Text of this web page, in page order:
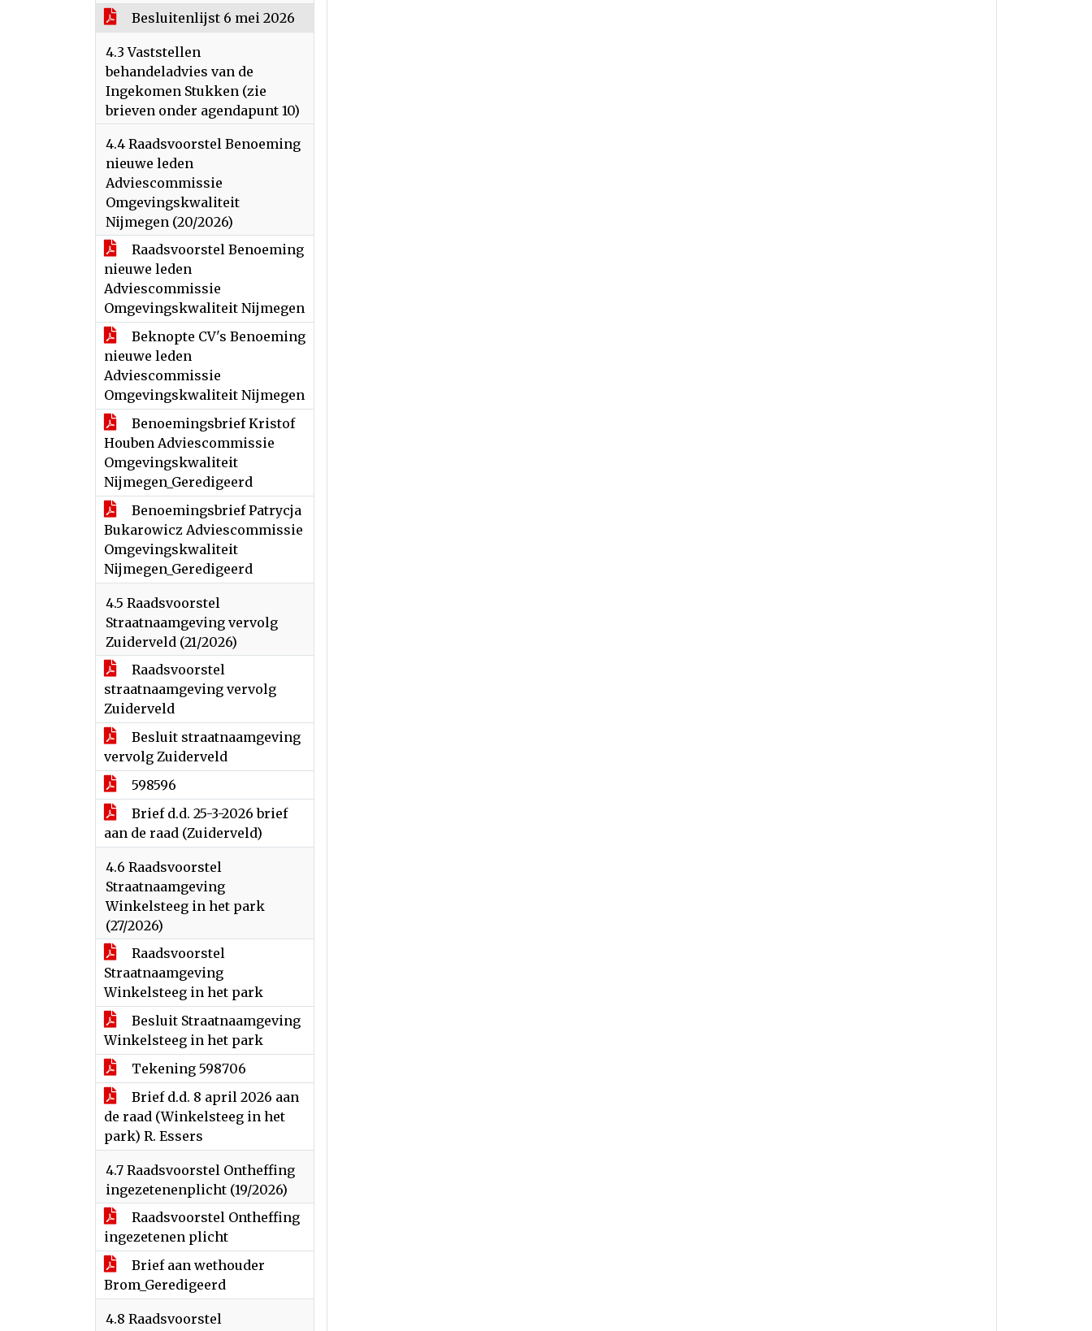
Besluitenlijst 6 mei 2026
4.3 Vaststellen
behandeladvies van de
Ingekomen Stukken (zie
brieven onder agendapunt 10)
4.4 Raadsvoorstel Benoeming
nieuwe leden
Adviescommissie
Omgevingskwaliteit
Nijmegen (20/2026)
Raadsvoorstel Benoeming
nieuwe leden
Adviescommissie
Omgevingskwaliteit Nijmegen
Beknopte CV's Benoeming
nieuwe leden
Adviescommissie
Omgevingskwaliteit Nijmegen
Benoemingsbrief Kristof
Houben Adviescommissie
Omgevingskwaliteit
Nijmegen_Geredigeerd
Benoemingsbrief Patrycja
Bukarowicz Adviescommissie
Omgevingskwaliteit
Nijmegen_Geredigeerd
4.5 Raadsvoorstel
Straatnaamgeving vervolg
Zuiderveld (21/2026)
Raadsvoorstel
straatnaamgeving vervolg
Zuiderveld
Besluit straatnaamgeving
vervolg Zuiderveld
598596
Brief d.d. 25-3-2026 brief
aan de raad (Zuiderveld)
4.6 Raadsvoorstel
Straatnaamgeving
Winkelsteeg in het park
(27/2026)
Raadsvoorstel
Straatnaamgeving
Winkelsteeg in het park
Besluit Straatnaamgeving
Winkelsteeg in het park
Tekening 598706
Brief d.d. 8 april 2026 aan
de raad (Winkelsteeg in het
park) R. Essers
4.7 Raadsvoorstel Ontheffing
ingezetenenplicht (19/2026)
Raadsvoorstel Ontheffing
ingezetenen plicht
Brief aan wethouder
Brom_Geredigeerd
4.8 Raadsvoorstel